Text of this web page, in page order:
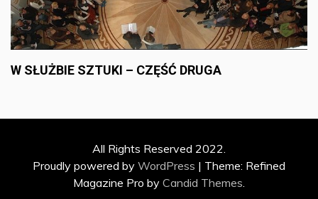
W SŁUŻBIE SZTUKI – CZĘŚĆ DRUGA
All Rights Reserved 2022.
Proudly powered by WordPress | Theme: Refined
Magazine Pro by Candid Themes